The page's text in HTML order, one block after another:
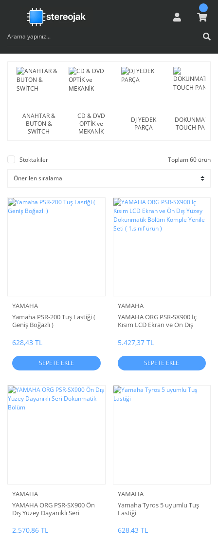
ANAHTAR &
BUTON &
SWİTCH
CD & DVD
OPTİK ve
MEKANİK
DJ YEDEK
PARÇA
DOKUNMATİK -
TOUCH PANEL
Stoktakiler Toplam 60 ürün
YAMAHA
Yamaha PSR-200 Tuş Lastiği (
Geniş Boğazlı )
628,43 TL
SEPETE EKLE
YAMAHA
YAMAHA ORG PSR-SX900 İç
Kısım LCD Ekran ve Ön Dış
Komple Yenile Seti ( 1.sınıf
ürün )
5.427,37 TL
SEPETE EKLE
YAMAHA
YAMAHA ORG PSR-SX900 Ön
Dış Yüzey Dayanıklı Seri
2.570,86 TL
YAMAHA
Yamaha Tyros 5 uyumlu Tuş
Lastiği
628,43 TL